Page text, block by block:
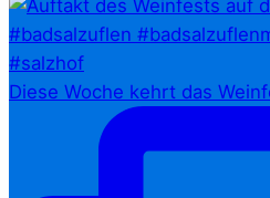
Diese Woche kehrt das